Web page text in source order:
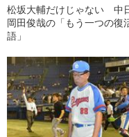
松坂大輔だけじゃない 中
岡田俊哉の「もう一つの復
語」